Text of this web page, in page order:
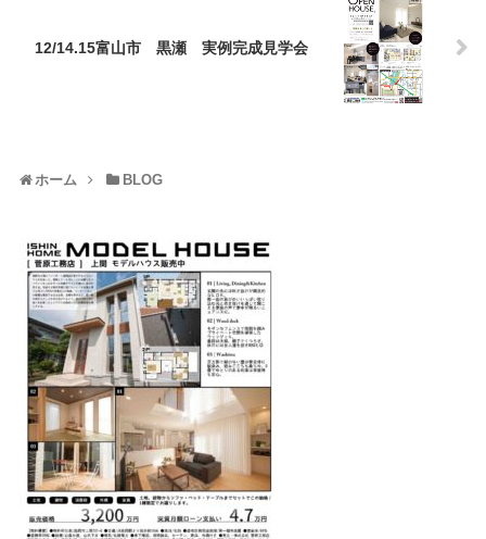
12/14.15富山市 黒瀬 実例完成見学会
ホーム BLOG